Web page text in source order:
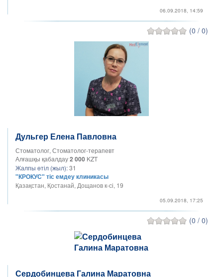
06.09.2018, 14:59
(0 / 0)
Дульгер Елена Павловна
Стоматолог, Стоматолог-терапевт
Алғашқы қабалдау2 000 KZT
Жалпы өтіл (жыл):31
"КРОКУС" тіс емдеу клиникасы
Қазақстан, Қостанай, Дощанов к-сі, 19
05.09.2018, 17:25
(0 / 0)
Сердобинцева Галина Маратовна